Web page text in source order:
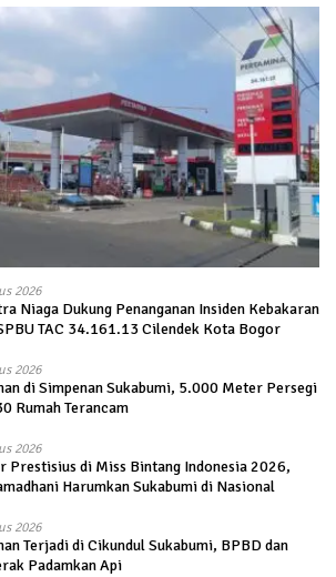
2026
Niaga Dukung Penanganan Insiden Kebakaran
TAC 34.161.13 Cilendek Kota Bogor
2026
di Simpenan Sukabumi, 5.000 Meter Persegi
Rumah Terancam
2026
Prestisius di Miss Bintang Indonesia 2026,
Harumkan Sukabumi di Nasional
2026
Terjadi di Cikundul Sukabumi, BPBD dan
Padamkan Api